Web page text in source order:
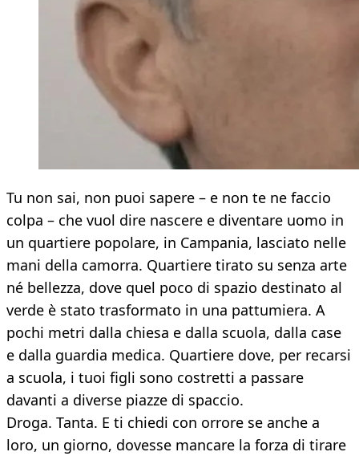
Tu non sai, non puoi sapere – e non te ne faccio
colpa – che vuol dire nascere e diventare uomo in
un quartiere popolare, in Campania, lasciato nelle
mani della camorra. Quartiere tirato su senza arte
né bellezza, dove quel poco di spazio destinato al
verde è stato trasformato in una pattumiera. A
pochi metri dalla chiesa e dalla scuola, dalla case
e dalla guardia medica. Quartiere dove, per recarsi
a scuola, i tuoi figli sono costretti a passare
davanti a diverse piazze di spaccio.
Droga. Tanta. E ti chiedi con orrore se anche a
loro, un giorno, dovesse mancare la forza di tirare